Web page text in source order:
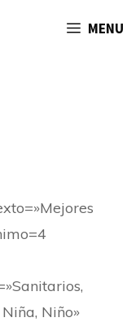
MENU
Niño»